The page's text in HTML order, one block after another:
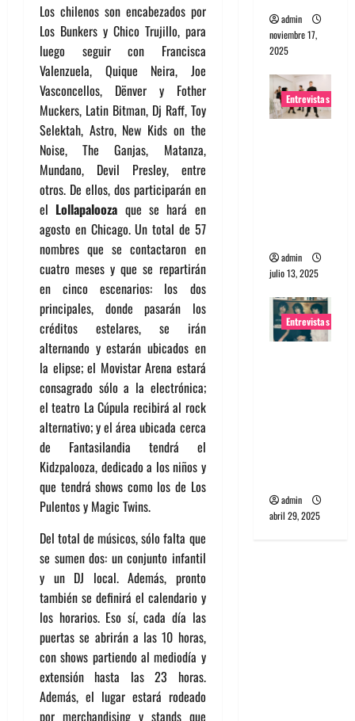
Los chilenos son encabezados por
Los Bunkers y Chico Trujillo, para
luego seguir con Francisca
Valenzuela, Quique Neira, Joe
Vasconcellos, Dënver y Fother
Muckers, Latin Bitman, Dj Raff, Toy
Selektah, Astro, New Kids on the
Noise, The Ganjas, Matanza,
Mundano, Devil Presley, entre
otros. De ellos, dos participarán en
el Lollapalooza que se hará en
agosto en Chicago. Un total de 57
nombres que se contactaron en
cuatro meses y que se repartirán
en cinco escenarios: los dos
principales, donde pasarán los
créditos estelares, se irán
alternando y estarán ubicados en
la elipse; el Movistar Arena estará
consagrado sólo a la electrónica;
el teatro La Cúpula recibirá al rock
alternativo; y el área ubicada cerca
de Fantasilandia tendrá el
Kidzpalooza, dedicado a los niños y
que tendrá shows como los de Los
Pulentos y Magic Twins.
Del total de músicos, sólo falta que
se sumen dos: un conjunto infantil
y un DJ local. Además, pronto
también se definirá el calendario y
los horarios. Eso sí, cada día las
puertas se abrirán a las 10 horas,
con shows partiendo al mediodía y
extensión hasta las 23 horas.
Además, el lugar estará rodeado
por merchandising y stands que
admin
noviembre 17,
2025
Entrevistas
admin
julio 13, 2025
Entrevistas
admin
abril 29, 2025